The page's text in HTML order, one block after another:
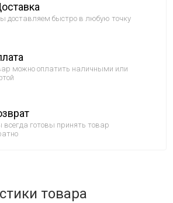
доставляем быстро в любую точку
можно оплатить наличными или
готовы принять товар
товара